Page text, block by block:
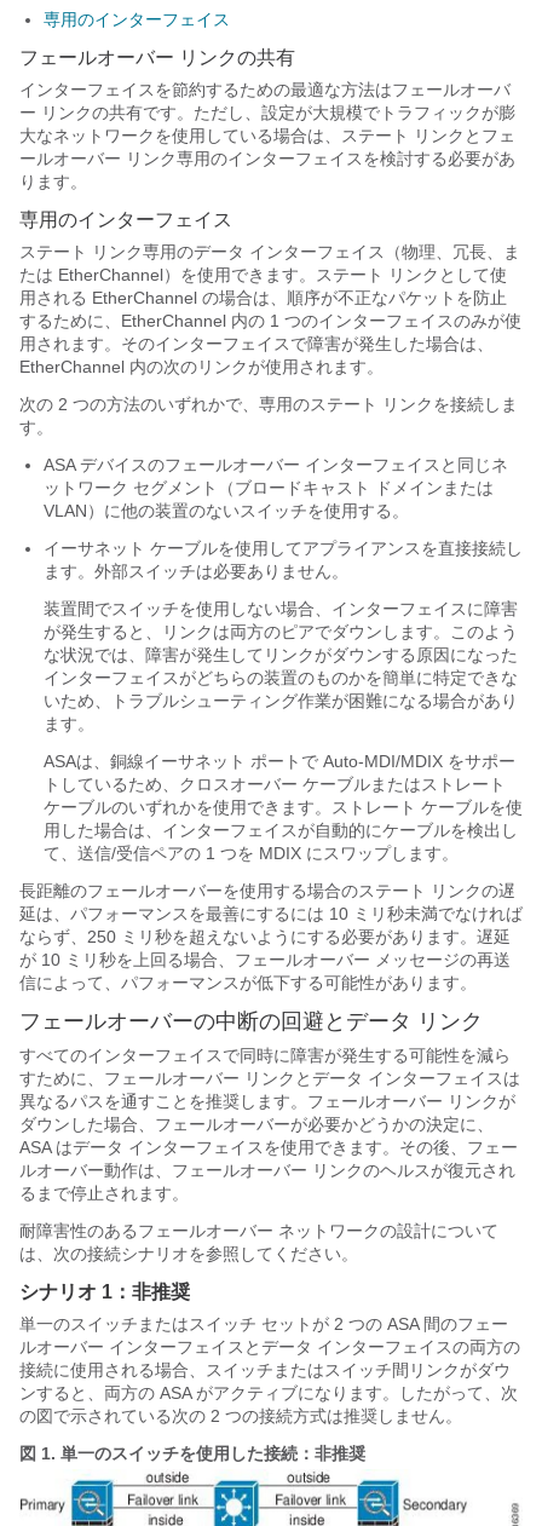
専用のインターフェイス
フェールオーバー リンクの共有
インターフェイスを節約するための最適な方法はフェールオーバ
ー リンクの共有です。ただし、設定が大規模でトラフィックが膨
大なネットワークを使用している場合は、ステート リンクとフェ
ールオーバー リンク専用のインターフェイスを検討する必要があ
ります。
専用のインターフェイス
ステート リンク専用のデータ インターフェイス（物理、冗長、ま
たは EtherChannel）を使用できます。ステート リンクとして使
用される EtherChannel の場合は、順序が不正なパケットを防止
するために、EtherChannel 内の 1 つのインターフェイスのみが使
用されます。そのインターフェイスで障害が発生した場合は、
EtherChannel 内の次のリンクが使用されます。
次の 2 つの方法のいずれかで、専用のステート リンクを接続しま
す。
ASAデバイスのフェールオーバー インターフェイスと同じネ
ットワーク セグメント（ブロードキャスト ドメインまたは
VLAN）に他の装置のないスイッチを使用する。
イーサネット ケーブルを使用してアプライアンスを直接接続し
ます。外部スイッチは必要ありません。
装置間でスイッチを使用しない場合、インターフェイスに障害
が発生すると、リンクは両方のピアでダウンします。このよう
な状況では、障害が発生してリンクがダウンする原因になった
インターフェイスがどちらの装置のものかを簡単に特定できな
いため、トラブルシューティング作業が困難になる場合があり
ます。
ASAは、銅線イーサネット ポートで Auto-MDI/MDIX をサポー
トしているため、クロスオーバー ケーブルまたはストレート
ケーブルのいずれかを使用できます。ストレート ケーブルを使
用した場合は、インターフェイスが自動的にケーブルを検出し
て、送信/受信ペアの 1 つを MDIX にスワップします。
長距離のフェールオーバーを使用する場合のステート リンクの遅
延は、パフォーマンスを最善にするには 10 ミリ秒未満でなければ
ならず、250 ミリ秒を超えないようにする必要があります。遅延
が 10 ミリ秒を上回る場合、フェールオーバー メッセージの再送
信によって、パフォーマンスが低下する可能性があります。
フェールオーバーの中断の回避とデータ リンク
すべてのインターフェイスで同時に障害が発生する可能性を減ら
すために、フェールオーバー リンクとデータ インターフェイスは
異なるパスを通すことを推奨します。フェールオーバー リンクが
ダウンした場合、フェールオーバーが必要かどうかの決定に、
ASAはデータ インターフェイスを使用できます。その後、フェー
ルオーバー動作は、フェールオーバー リンクのヘルスが復元され
るまで停止されます。
耐障害性のあるフェールオーバー ネットワークの設計について
は、次の接続シナリオを参照してください。
シナリオ 1：非推奨
単一のスイッチまたはスイッチ セットが 2 つの ASA間のフェー
ルオーバー インターフェイスとデータ インターフェイスの両方の
接続に使用される場合、スイッチまたはスイッチ間リンクがダウ
ンすると、両方の ASAがアクティブになります。したがって、次
の図で示されている次の 2 つの接続方式は推奨しません。
図 1. 単一のスイッチを使用した接続：非推奨